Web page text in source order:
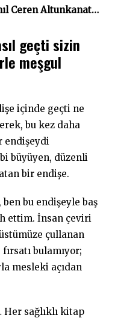
Ceren Altunkanat…
geçti sizin
meşgul
içinde geçti ne
bu kez daha
endişeydi
büyüyen, düzenli
bir endişe.
bu endişeyle baş
ettim. İnsan çeviri
çullanan
bulamıyor;
mesleki açıdan
sağlıklı kitap